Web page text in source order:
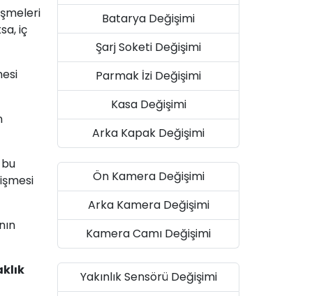
iç
Batarya Değişimi
Şarj Soketi Değişimi
Parmak İzi Değişimi
Kasa Değişimi
Arka Kapak Değişimi
Ön Kamera Değişimi
Arka Kamera Değişimi
Kamera Camı Değişimi
Yakınlık Sensörü Değişimi